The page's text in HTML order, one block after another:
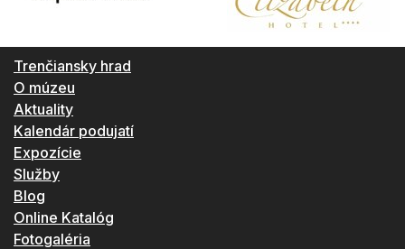
Trenčiansky hrad
O múzeu
Aktuality
Kalendár podujatí
Expozície
Služby
Blog
Online Katalóg
Fotogaléria